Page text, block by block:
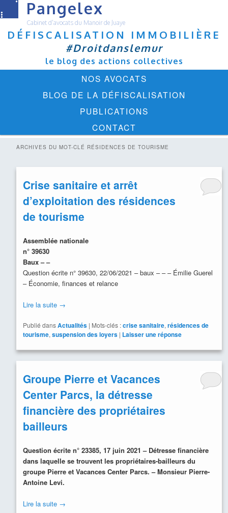
Pangelex
Cabinet d'avocats du Manoir de Juaye
DÉFISCALISATION IMMOBILIÈRE
#Droitdanslemur
le blog des actions collectives
NOS AVOCATS
BLOG DE LA DÉFISCALISATION
PUBLICATIONS
CONTACT
ARCHIVES DU MOT-CLÉ RÉSIDENCES DE TOURISME
Crise sanitaire et arrêt
d’exploitation des résidences
de tourisme
Assemblée nationale
n° 39630
Baux – –
Question écrite n° 39630, 22/06/2021 – baux – – – Émilie Guerel
– Économie, finances et relance
Lire la suite →
Publié dansActualités | Mots-clés :crise sanitaire, résidences de
tourisme, suspension des loyers | Laisser une réponse
Groupe Pierre et Vacances
Center Parcs, la détresse
financière des propriétaires
bailleurs
Question écrite n° 23385, 17 juin 2021 – Détresse financière
dans laquelle se trouvent les propriétaires-bailleurs du
groupe Pierre et Vacances Center Parcs. – Monsieur Pierre-
Antoine Levi.
Lire la suite →